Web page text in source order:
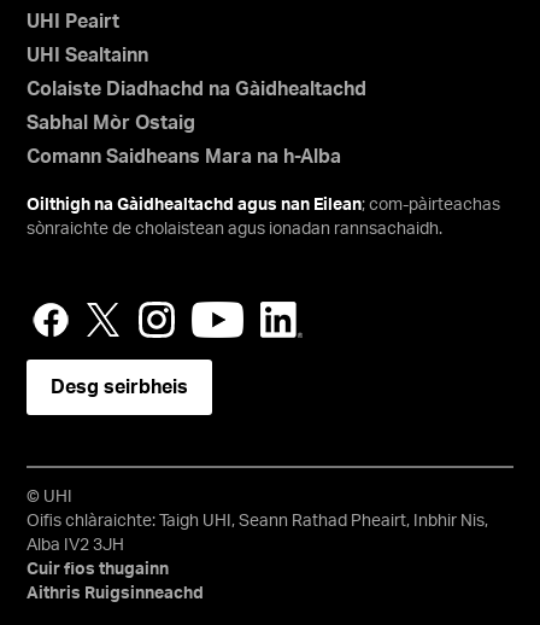
UHI Peairt
UHI Sealtainn
Colaiste Diadhachd na Gàidhealtachd
Sabhal Mòr Ostaig
Comann Saidheans Mara na h-Alba
Oilthigh na Gàidhealtachd agus nan Eilean; com-pàirteachas
sònraichte de cholaistean agus ionadan rannsachaidh.
Desg seirbheis
© UHI
Oifis chlàraichte: Taigh UHI, Seann Rathad Pheairt, Inbhir Nis,
Alba IV2 3JH
Cuir fios thugainn
Aithris Ruigsinneachd